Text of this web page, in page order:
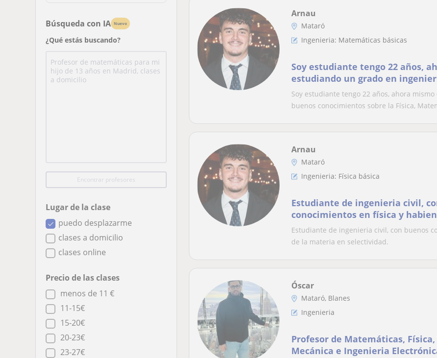
Búsqueda con IA Nuevo
¿Qué estás buscando?
Encontrar profesores
Lugar de la clase
puedo desplazarme
clases a domicilio
clases online
Precio de las clases
menos de 11 €
11-15€
15-20€
20-23€
23-27€
Arnau
Mataró
Ingenieria: Matemáticas básicas
Soy estudiante tengo 22 años,
estudiando un grado en
Soy estudiante tengo 22 años, ahora
buenos conocimientos sobre la Física,
Arnau
Mataró
Ingenieria: Física básica
Estudiante de ingenieria civil,
conocimientos en física y
nota de la materia en
Estudiante de ingenieria civil, con buenos
de la materia en selectividad.
Óscar
Mataró, Blanes
Ingenieria
Profesor de Matemáticas,
Mecánica e Ingenieria